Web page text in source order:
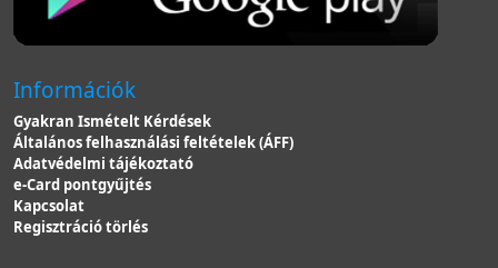
Információk
Gyakran Ismételt Kérdések
Általános felhasználási feltételek (ÁFF)
Adatvédelmi tájékoztató
e-Card pontgyűjtés
Kapcsolat
Regisztráció törlés